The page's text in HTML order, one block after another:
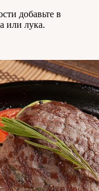
добавьте в
или лука.